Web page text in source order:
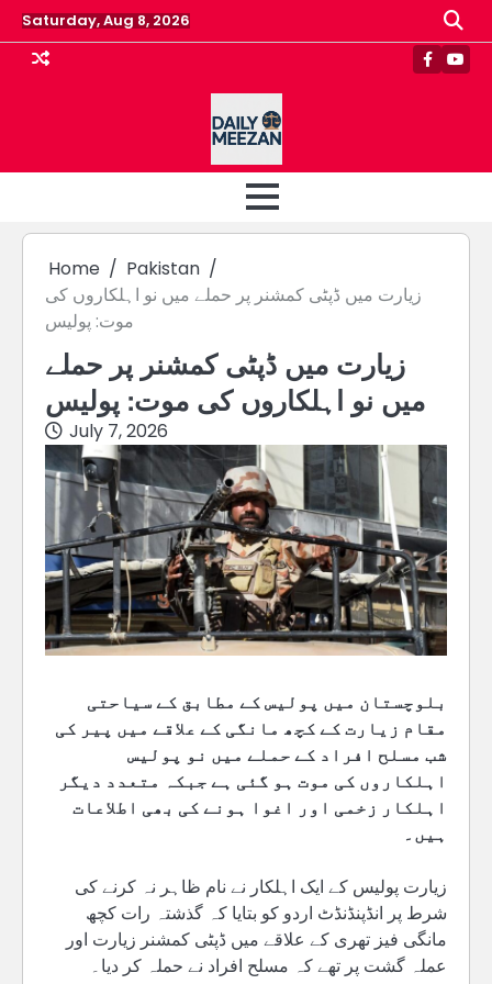
Skip
to
content
Saturday, Aug 8, 2026
Home
Pakistan
زیارت میں ڈپٹی کمشنر پر حملے میں نو اہلکاروں کی
موت: پولیس
زیارت میں ڈپٹی کمشنر پر حملے
میں نو اہلکاروں کی موت: پولیس
July 7, 2026
بلوچستان میں پولیس کے مطابق کے سیاحتی
مقام زیارت کے کچھ مانگی کے علاقے میں پیر کی
شب مسلح افراد کے حملے میں نو پولیس
اہلکاروں کی موت ہو گئی ہے جبکہ متعدد دیگر
اہلکار زخمی اور اغوا ہونے کی بھی اطلاعات
ہیں۔
زیارت پولیس کے ایک اہلکار نے نام ظاہر نہ کرنے کی
شرط پر انڈپنڈنڈٹ اردو کو بتایا کہ گذشتہ رات کچھ
مانگی فیز تھری کے علاقے میں ڈپٹی کمشنر زیارت اور
عملہ گشت پر تھے کہ مسلح افراد نے حملہ کر دیا۔